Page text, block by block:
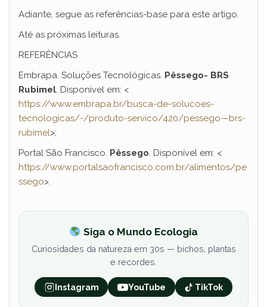
Adiante, segue as referências-base para este artigo.
Até as próximas leituras.
REFERÊNCIAS
Embrapa. Soluções Tecnológicas. Pêssego- BRS
Rubimel. Disponível em: <
https://www.embrapa.br/busca-de-solucoes-
tecnologicas/-/produto-servico/420/pessego—brs-
rubimel>;
Portal São Francisco. Pêssego. Disponível em: <
https://www.portalsaofrancisco.com.br/alimentos/pe
ssego>.
Siga o Mundo Ecologia
Curiosidades da natureza em 30s — bichos, plantas
e recordes.
Instagram YouTube TikTok